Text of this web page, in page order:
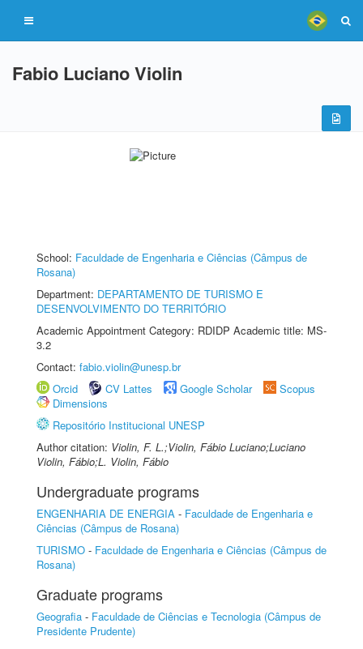
Fabio Luciano Violin
School: Faculdade de Engenharia e Ciências (Câmpus de
Rosana)
Department: DEPARTAMENTO DE TURISMO E
DESENVOLVIMENTO DO TERRITÓRIO
Academic Appointment Category: RDIDP Academic title: MS-
3.2
Contact: fabio.violin@unesp.br
Orcid
CV Lattes Google Scholar
Scopus
Dimensions
Repositório Institucional UNESP
Author citation: Violin, F. L.;Violin, Fábio Luciano;Luciano
Violin, Fábio;L. Violin, Fábio
Undergraduate programs
ENGENHARIA DE ENERGIA - Faculdade de Engenharia e
Ciências (Câmpus de Rosana)
TURISMO - Faculdade de Engenharia e Ciências (Câmpus de
Rosana)
Graduate programs
Geografia - Faculdade de Ciências e Tecnologia (Câmpus de
Presidente Prudente)